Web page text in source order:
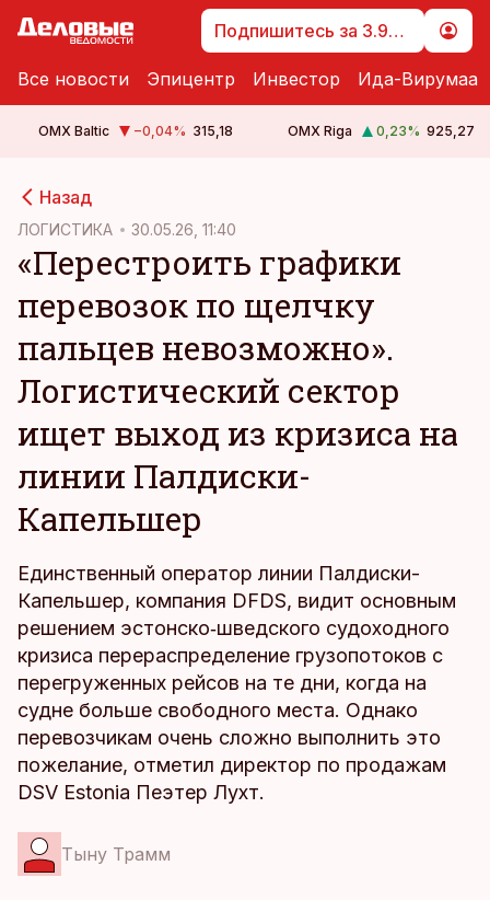
Подпишитесь за 3.99 €
Все новости Эпицентр Инвестор Ида-Вирумаа
OMX Baltic −0,04% 315,18 OMX Riga 0,23% 925,27
Назад
ЛОГИСТИКА 30.05.26, 11:40
«Перестроить графики
перевозок по щелчку
пальцев невозможно».
Логистический сектор
ищет выход из кризиса на
линии Палдиски-
Капельшер
Единственный оператор линии Палдиски-
Капельшер, компания DFDS, видит основным
решением эстонско‑шведского судоходного
кризиса перераспределение грузопотоков с
перегруженных рейсов на те дни, когда на
судне больше свободного места. Однако
перевозчикам очень сложно выполнить это
пожелание, отметил директор по продажам
DSV Estonia Пеэтер Лухт.
Тыну Трамм